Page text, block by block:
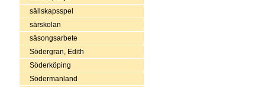
sällskapsspel
särskolan
säsongsarbete
Södergran, Edith
Söderköping
Södermanland